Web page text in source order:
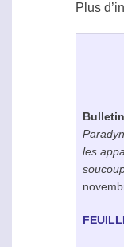
Plus
Bulletin
les